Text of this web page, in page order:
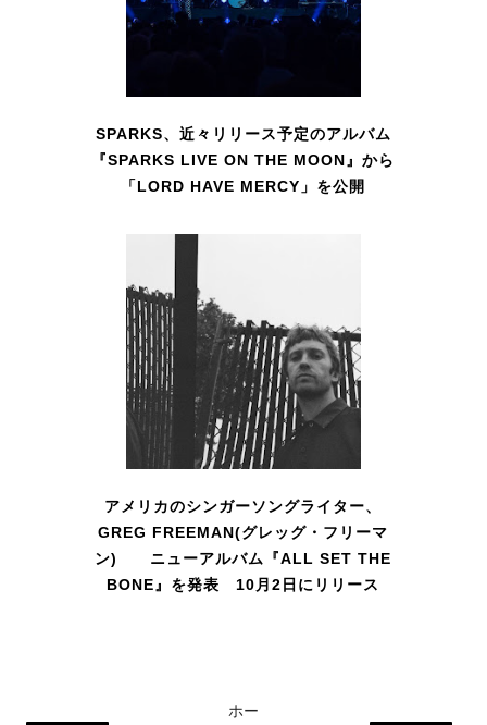
SPARKS、近々リリース予定のアルバム
『SPARKS LIVE ON THE MOON』から
「LORD HAVE MERCY」を公開
アメリカのシンガーソングライター、
GREG FREEMAN(グレッグ・フリーマ
ン) ニューアルバム『ALL SET THE
BONE』を発表 10月2日にリリース
ホー